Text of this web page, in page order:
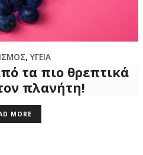
, ΥΓΕΙΑ
τα πιο θρεπτικά
πλανήτη!
MORE